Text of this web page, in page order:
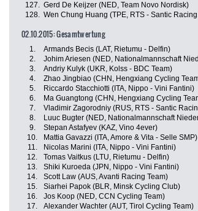
127. Gerd De Keijzer (NED, Team Novo Nordisk)
128. Wen Chung Huang (TPE, RTS - Santic
02.10.2015: Gesamtwertung
1. Armands Becis (LAT, Rietumu - Delfin)
2.
Johim Ariesen (NED, Nationalmannschaft
3.
Andriy Kulyk (UKR, Kolss - BDC Team)
4.
Zhao Jingbiao (CHN, Hengxiang Cycling
5.
Riccardo Stacchiotti (ITA, Nippo - Vini Fantini)
6.
Ma Guangtong (CHN, Hengxiang Cycling
7.
Vladimir Zagorodniy (RUS, RTS - Santic
8.
Luuc Bugter (NED, Nationalmannschaft
9.
Stepan Astafyev (KAZ, Vino 4ever)
10.
Mattia Gavazzi (ITA, Amore & Vita - Selle SMP)
11.
Nicolas Marini (ITA, Nippo - Vini Fantini)
12.
Tomas Vaitkus (LTU, Rietumu - Delfin)
13.
Shiki Kuroeda (JPN, Nippo - Vini Fantini)
14.
Scott Law (AUS, Avanti Racing Team)
15.
Siarhei Papok (BLR, Minsk Cycling Club)
16.
Jos Koop (NED, CCN Cycling Team)
17.
Alexander Wachter (AUT, Tirol Cycling Team)